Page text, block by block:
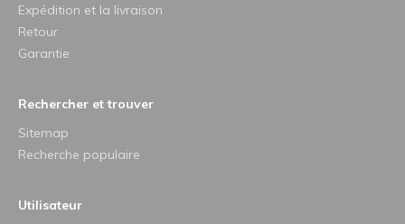
Expédition et la livraison
Retour
Garantie
Rechercher et trouver
Sitemap
Recherche populaire
Utilisateur